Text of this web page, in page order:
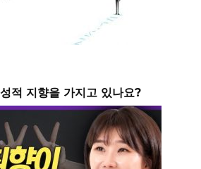
적 지향을 가지고 있나요?